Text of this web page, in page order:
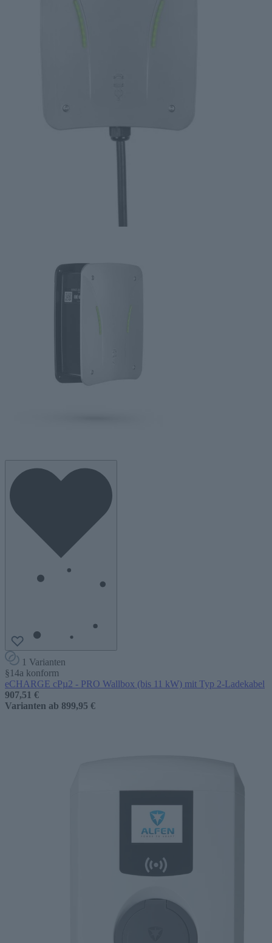
1 Varianten
§14a konform
eCHARGE cPµ2 - PRO Wallbox (bis 11 kW) mit Typ 2-Ladekabel
907,51 €
Varianten ab 899,95 €